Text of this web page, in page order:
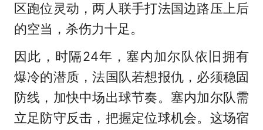
区跑位灵动，两人联手打法国边路压上后
的空当，杀伤力十足。
因此，时隔24年，塞内加尔队依旧拥有
爆冷的潜质，法国队若想报仇，必须稳固
防线，加快中场出球节奏。塞内加尔队需
立足防守反击，把握定位球机会。这场宿